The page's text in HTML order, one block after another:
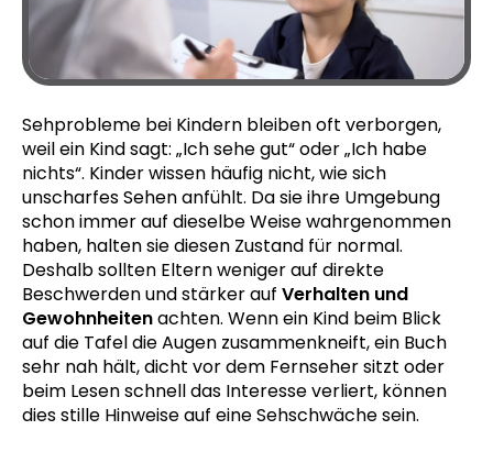
Sehprobleme bei Kindern bleiben oft verborgen,
weil ein Kind sagt: „Ich sehe gut“ oder „Ich habe
nichts“. Kinder wissen häufig nicht, wie sich
unscharfes Sehen anfühlt. Da sie ihre Umgebung
schon immer auf dieselbe Weise wahrgenommen
haben, halten sie diesen Zustand für normal.
Deshalb sollten Eltern weniger auf direkte
Beschwerden und stärker auf Verhalten und
Gewohnheitenachten. Wenn ein Kind beim Blick
auf die Tafel die Augen zusammenkneift, ein Buch
sehr nah hält, dicht vor dem Fernseher sitzt oder
beim Lesen schnell das Interesse verliert, können
dies stille Hinweise auf eine Sehschwäche sein.